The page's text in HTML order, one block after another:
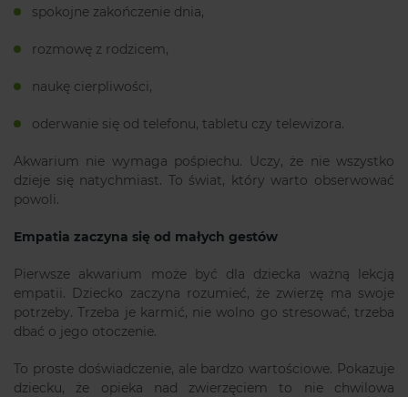
spokojne zakończenie dnia,
rozmowę z rodzicem,
naukę cierpliwości,
oderwanie się od telefonu, tabletu czy telewizora.
Akwarium nie wymaga pośpiechu. Uczy, że nie wszystko
dzieje się natychmiast. To świat, który warto obserwować
powoli.
Empatia zaczyna się od małych gestów
Pierwsze akwarium może być dla dziecka ważną lekcją
empatii. Dziecko zaczyna rozumieć, że zwierzę ma swoje
potrzeby. Trzeba je karmić, nie wolno go stresować, trzeba
dbać o jego otoczenie.
To proste doświadczenie, ale bardzo wartościowe. Pokazuje
dziecku, że opieka nad zwierzęciem to nie chwilowa